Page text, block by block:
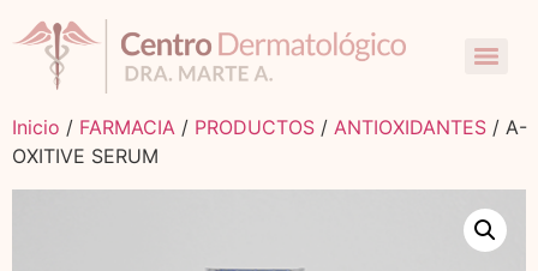
Inicio / FARMACIA / PRODUCTOS / ANTIOXIDANTES / A-
OXITIVE SERUM